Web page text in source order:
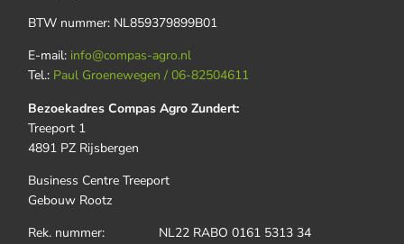
BTW nummer: NL859379899B01
E-mail: info@compas-agro.nl
Tel.: Paul Groenewegen / 06-82504611
Bezoekadres Compas Agro Zundert:
Treeport 1
4891 PZ Rijsbergen
Business Centre Treeport
Gebouw Rootz
Rek. nummer: NL22 RABO 0161 5313 34